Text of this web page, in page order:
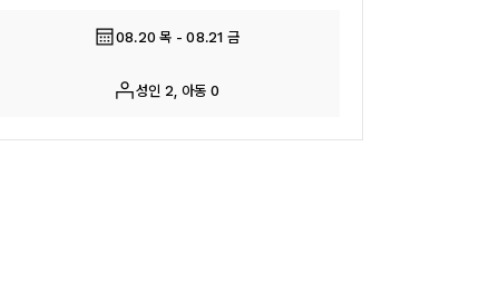
08.20 목 - 08.21 금
성인 2, 아동 0